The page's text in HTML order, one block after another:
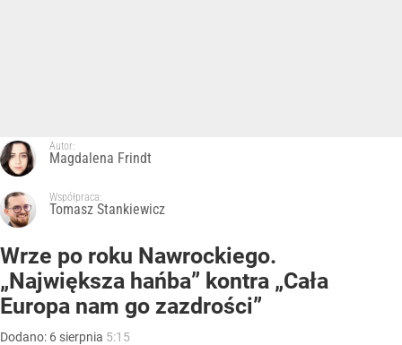
Autor:
Magdalena Frindt
Współpraca:
Tomasz Stankiewicz
Wrze po roku Nawrockiego.
„Największa hańba” kontra „Cała
Europa nam go zazdrości”
Dodano: 6 sierpnia 5:15